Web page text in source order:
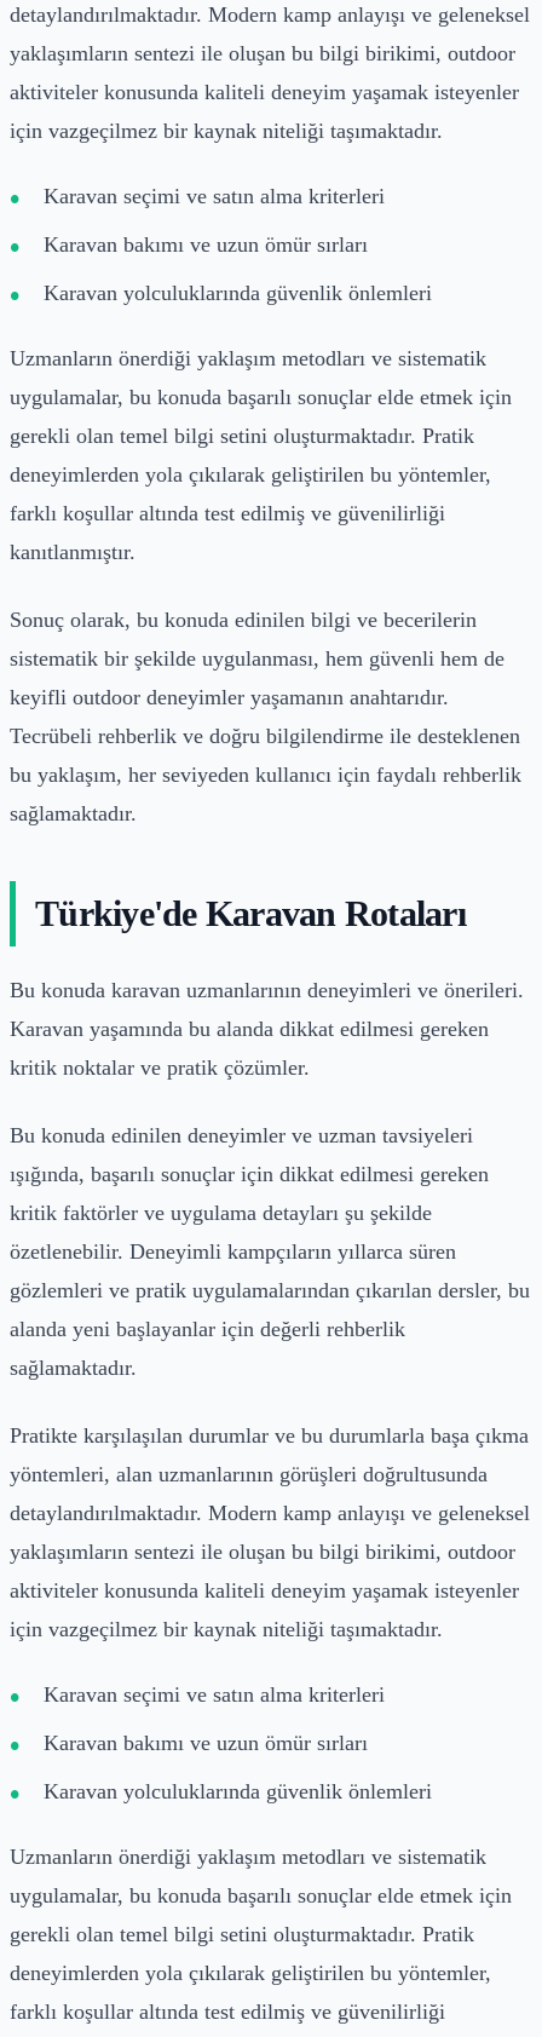
detaylandırılmaktadır. Modern kamp anlayışı ve geleneksel
yaklaşımların sentezi ile oluşan bu bilgi birikimi, outdoor
aktiviteler konusunda kaliteli deneyim yaşamak isteyenler
için vazgeçilmez bir kaynak niteliği taşımaktadır.
Karavan seçimi ve satın alma kriterleri
Karavan bakımı ve uzun ömür sırları
Karavan yolculuklarında güvenlik önlemleri
Uzmanların önerdiği yaklaşım metodları ve sistematik
uygulamalar, bu konuda başarılı sonuçlar elde etmek için
gerekli olan temel bilgi setini oluşturmaktadır. Pratik
deneyimlerden yola çıkılarak geliştirilen bu yöntemler,
farklı koşullar altında test edilmiş ve güvenilirliği
kanıtlanmıştır.
Sonuç olarak, bu konuda edinilen bilgi ve becerilerin
sistematik bir şekilde uygulanması, hem güvenli hem de
keyifli outdoor deneyimler yaşamanın anahtarıdır.
Tecrübeli rehberlik ve doğru bilgilendirme ile desteklenen
bu yaklaşım, her seviyeden kullanıcı için faydalı rehberlik
sağlamaktadır.
Türkiye'de Karavan Rotaları
Bu konuda karavan uzmanlarının deneyimleri ve önerileri.
Karavan yaşamında bu alanda dikkat edilmesi gereken
kritik noktalar ve pratik çözümler.
Bu konuda edinilen deneyimler ve uzman tavsiyeleri
ışığında, başarılı sonuçlar için dikkat edilmesi gereken
kritik faktörler ve uygulama detayları şu şekilde
özetlenebilir. Deneyimli kampçıların yıllarca süren
gözlemleri ve pratik uygulamalarından çıkarılan dersler, bu
alanda yeni başlayanlar için değerli rehberlik
sağlamaktadır.
Pratikte karşılaşılan durumlar ve bu durumlarla başa çıkma
yöntemleri, alan uzmanlarının görüşleri doğrultusunda
detaylandırılmaktadır. Modern kamp anlayışı ve geleneksel
yaklaşımların sentezi ile oluşan bu bilgi birikimi, outdoor
aktiviteler konusunda kaliteli deneyim yaşamak isteyenler
için vazgeçilmez bir kaynak niteliği taşımaktadır.
Karavan seçimi ve satın alma kriterleri
Karavan bakımı ve uzun ömür sırları
Karavan yolculuklarında güvenlik önlemleri
Uzmanların önerdiği yaklaşım metodları ve sistematik
uygulamalar, bu konuda başarılı sonuçlar elde etmek için
gerekli olan temel bilgi setini oluşturmaktadır. Pratik
deneyimlerden yola çıkılarak geliştirilen bu yöntemler,
farklı koşullar altında test edilmiş ve güvenilirliği